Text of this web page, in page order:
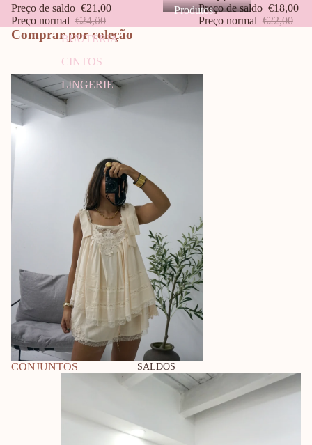
MALAS
BIJUTERIA
CINTOS
LINGERIE
Produtos
SALDOS
Preço de saldo €21,00
Preço normal €24,00
Preço de saldo €18,00
Preço normal €22,00
Comprar por coleção
CONJUNTOS
CONJUNTOS
VESTIDOS